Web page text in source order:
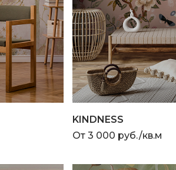
KINDNESS
От 3 000 руб./кв.м